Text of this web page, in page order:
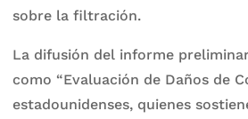
sobre la filtración.
La difusión del informe
como “Evaluación de Daños de
estadounidenses, quienes